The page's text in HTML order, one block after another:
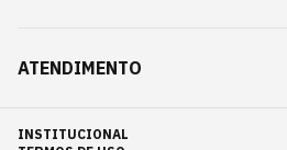
ATENDIMENTO
INSTITUCIONAL